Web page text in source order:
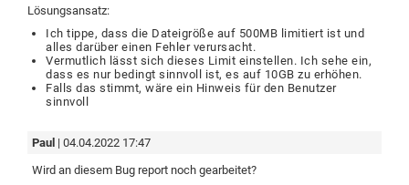
Lösungsansatz:
Ich tippe, dass die Dateigröße auf 500MB limitiert ist und
alles darüber einen Fehler verursacht.
Vermutlich lässt sich dieses Limit einstellen. Ich sehe ein,
dass es nur bedingt sinnvoll ist, es auf 10GB zu erhöhen.
Falls das stimmt, wäre ein Hinweis für den Benutzer
sinnvoll
Paul | 04.04.2022 17:47
Wird an diesem Bug report noch gearbeitet?